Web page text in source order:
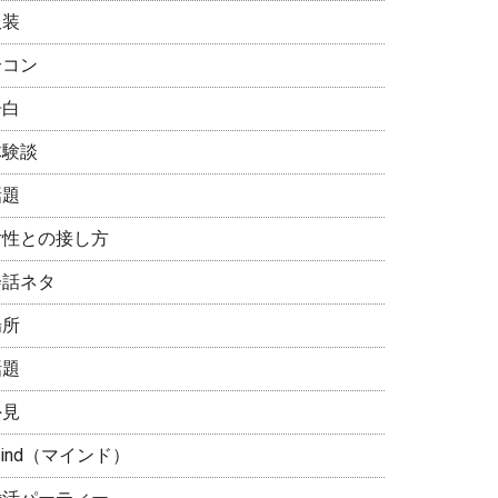
ン
談
との接し方
ネタ
（マインド）